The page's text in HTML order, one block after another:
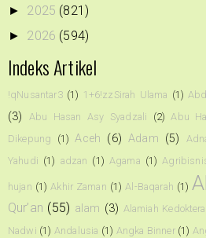
► 2025 (821)
► 2026 (594)
Indeks Artikel
!qNusantar3 (1) 1+6!zzSirah Ulama (1)
(3)
Abu Hasan Asy Syadzali (2) Abu
Dikepung
(1) Aceh (6) Adam (5)
Yahudi (1) adzan (1) Agama (1)
hujan (1) Akhir Zaman (1) Al-Baqarah (1)
Qur’an (55) alam (3) Alamiah
Nadwi (1) Andalusia (1) Angka Binner (1)